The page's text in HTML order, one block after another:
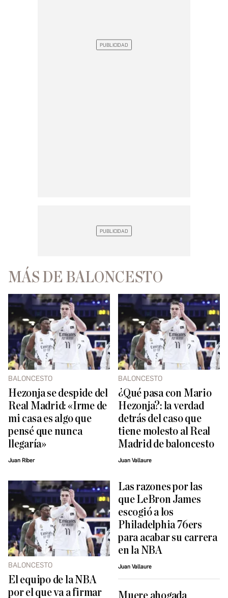
MÁS DE BALONCESTO
BALONCESTO
Hezonja se despide del
Real Madrid: «Irme de
mi casa es algo que
pensé que nunca
llegaría»
Juan Riber
BALONCESTO
¿Qué pasa con Mario
Hezonja?: la verdad
detrás del caso que
tiene molesto al Real
Madrid de baloncesto
Juan Vallaure
BALONCESTO
El equipo de la NBA
por el que va a firmar
Las razones por las
que LeBron James
escogió a los
Philadelphia 76ers
para acabar su carrera
en la NBA
Juan Vallaure